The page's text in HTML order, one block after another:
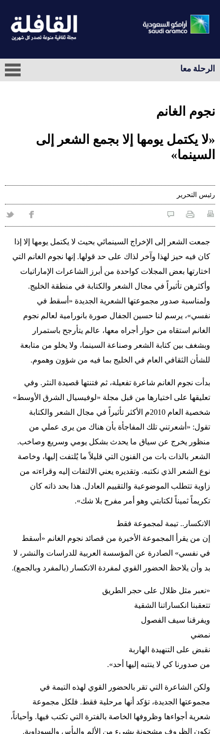
الرحلة معا
نجوم الغانم
«لا يكتمل يومها إلا بجمع الشعر إلى
السينما»
رئيس التحرير
جمعت الشعر إلى الإخراج السينمائي بحيث لا يكتمل يومها إلا إذا
كان فيه حيز لهذا وآخر لذاك على حد قولها. إنها نجوم الغانم التي
اختارتها بعض المجلات كواحدة من أبرز الشاعرات الإماراتيات
وأكثرهن تأثيراً في مجال الشعر والكتابة في منطقة الخليج.
ولمناسبة صدور مجموعتها الشعرية الجديدة «أسقط في
نفسي»، يرسم لنا حسين الجفال صورة بانورامية لعالم نجوم
الغانم استقاه من حوار أجراه معها، عالم يتأرجح باستمرار
وبشغف بين كتابة الشعر وصناعة السينما، ولا يخلو من متابعة
للشأن الثقافي العام في الخليج بما فيه من شؤون وهموم.
بدأت نجوم الغانم شاعرة تفعيلة، ثم فتنتها قصيدة النثر. وفي
تعليقها على اختيارها من قبل مجلة «لوفيسيال الشرق الأوسط»
شخصية العام 2010م الأكثر تأثيراً في مجال الشعر والكتابة
تقول: «أشعرتني تلك المفاجأة بأن هناك من يرى عملي من
منظور يخرج عن سياق ما يحدث بشكل يومي وسريع وصاخب.
الشعر بالذات بات من الفنون التي قليلاً ما يُلتفت إليها، وخاصة
نوع الشعر الذي نكتبه. وتقديره يعني الالتفات إليه وقراءته من
زاوية تتطلب الموضوعية والتقييم العادل. هذا بحد ذاته كان
تكريماً ثميناً لكتابتي وهو أمر مفرح بلا شك».
الانكسار.. تيمة لمجموعة فقط
إن من يقرأ المجموعة الأخيرة من قصائد نجوم الغانم «أسقط
في نفسي» الصادرة عن المؤسسة العربية للدراسات والنشر، لا
بد وأن يلاحظ الحضور القوي لمفردة الانكسار (بالمفرد وبالجمع).
«نعبر مثل ظلال على حجر الطريق
تتعقبنا انكساراتنا الشقية
ويفرقنا سيف الفصول
نمضي
نقبض على التنهيدة الهاربة
من صدورنا كي لا ينتبه إليها أحد».
ولكن الشاعرة التي تقر بالحضور القوي لهذه التيمة في
مجموعتها الجديدة، تؤكد أنها مرحلية فقط. فلكل مجموعة
شعرية أجواءها وظروفها الخاصة بالفترة التي تكتب فيها. وأحياناً،
تكون الظروف مشحونة بشيء من الألم واليأس والسوداوية.